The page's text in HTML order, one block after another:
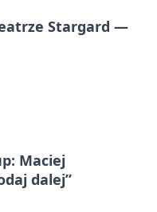
Stargard —
Maciej
dalej”